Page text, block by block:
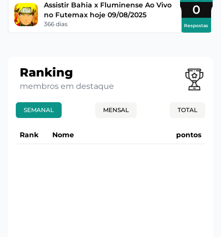
Assistir Bahia x Fluminense Ao Vivo
no Futemax hoje 09/08/2025
366 dias
0
Respostas
Ranking
membros em destaque
SEMANAL MENSAL TOTAL
Rank Nome pontos